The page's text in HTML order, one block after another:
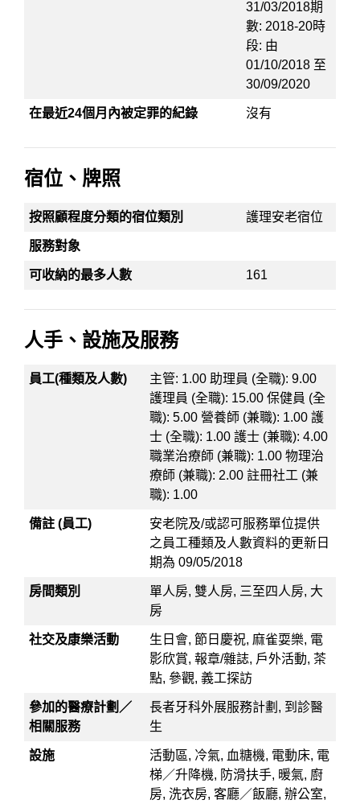
31/03/2018期
數: 2018-20時
段: 由
01/10/2018 至
30/09/2020
在最近24個月內被定罪的紀錄 沒有
宿位、牌照
按照顧程度分類的宿位類別 護理安老宿位
服務對象
可收納的最多人數 161
人手、設施及服務
員工(種類及人數)
主管: 1.00 助理員 (全職): 9.00
護理員 (全職): 15.00 保健員 (全
職): 5.00 營養師 (兼職): 1.00 護
士 (全職): 1.00 護士 (兼職): 4.00
職業治療師 (兼職): 1.00 物理治
療師 (兼職): 2.00 註冊社工 (兼
職): 1.00
備註 (員工)
安老院及/或認可服務單位提供
之員工種類及人數資料的更新日
期為 09/05/2018
房間類別
單人房, 雙人房, 三至四人房, 大
房
社交及康樂活動
生日會, 節日慶祝, 麻雀耍樂, 電
影欣賞, 報章/雜誌, 戶外活動, 茶
點, 參觀, 義工探訪
參加的醫療計劃／
相關服務
長者牙科外展服務計劃, 到診醫
生
設施
活動區, 冷氣, 血糖機, 電動床, 電
梯／升降機, 防滑扶手, 暖氣, 廚
房, 洗衣房, 客廳／飯廳, 辦公室,